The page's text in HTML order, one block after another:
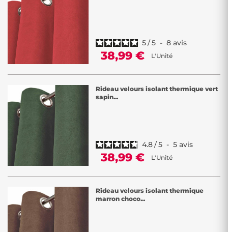
5/5 - 8 avis
38,99 € L'Unité
Rideau velours isolant thermique vert
sapin...
4.8/5 - 5 avis
38,99 € L'Unité
Rideau velours isolant thermique
marron choco...